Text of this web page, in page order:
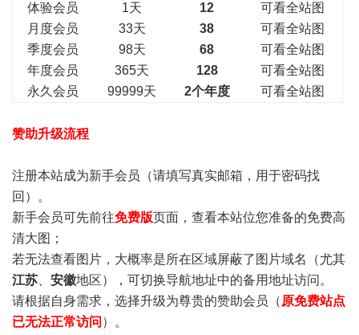
体验会员
1天 12
可看全站图
月度会员
33天 38
可看全站图
季度会员
98天 68
可看全站图
年度会员
365天 128
可看全站图
永久会员
99999天 2个年度 可看全站图
赞助升级流程
注册本站成为新手会员 （请填写真实邮箱，用于密码找
回）。
新手会员可先前往免费版页面，查看本站位您准备的免费高
清大图；
若无法查看图片，大概率是所在区域屏蔽了图片域名（尤其
江苏
安徽地区），可切换导航地址中的备用地址访问。
请根据自身需求，选择升级为尊贵的赞助会员（ 原免费站点
已无法正常访问 ）。